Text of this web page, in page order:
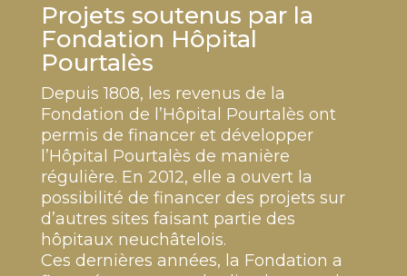
Projets soutenus par la
Fondation Hôpital
Pourtalès
Depuis 1808, les revenus de la
Fondation de l’Hôpital Pourtalès ont
permis de financer et développer
l’Hôpital Pourtalès de manière
régulière. En 2012, elle a ouvert la
possibilité de financer des projets sur
d’autres sites faisant partie des
hôpitaux neuchâtelois.
Ces dernières années, la Fondation a